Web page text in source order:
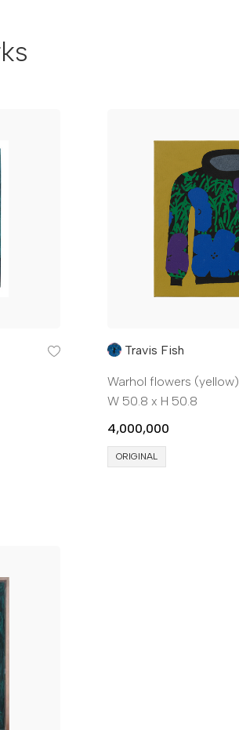
Travis Fish
Warhol flowers (yellow)
W 50.8 x H 50.8
4,000,000
ORIGINAL